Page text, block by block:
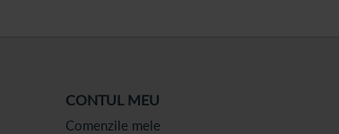
CONTUL MEU
Comenzile mele